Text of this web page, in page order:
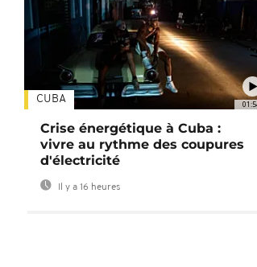
CUBA
Crise énergétique à Cuba :
vivre au rythme des coupures
d'électricité
Il y a 16 heures